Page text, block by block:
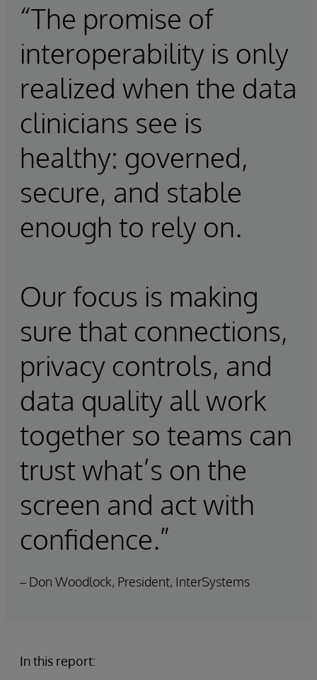
“The promise of
interoperability is only
realized when the data
clinicians see is
healthy: governed,
secure, and stable
enough to rely on.
Our focus is making
sure that connections,
privacy controls, and
data quality all work
together so teams can
trust what’s on the
screen and act with
confidence.”
– Don Woodlock, President, InterSystems
In this report: